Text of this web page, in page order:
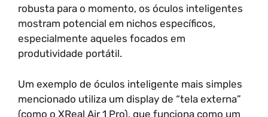
robusta para o momento, os óculos inteligentes
mostram potencial em nichos específicos,
especialmente aqueles focados em
produtividade portátil.
Um exemplo de óculos inteligente mais simples
mencionado utiliza um display de “tela externa”
(como o XReal Air 1 Pro), que funciona como um